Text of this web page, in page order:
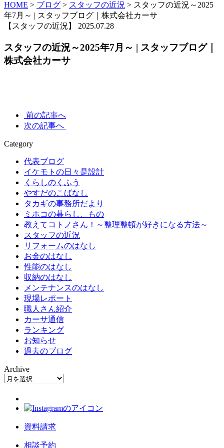
HOME > ブログ > スタッフの近況 > スタッフの近況～2025
年7月～ | スタッフブログ｜株式会社カーサ
【スタッフの近況】 2025.07.28
スタッフの近況～2025年7月～ | スタッフブログ｜
株式会社カーサ
前の記事へ
次の記事へ
Category
代表ブログ
イケモトの日々是設計
くらしのくふう
やすだのこばなし
タカギの事務所だより
ミホコの暮らし、もの
教えてコトノさん！～整理整頓が好きになる方法～
スタッフの近況
リフォームのはなし
お金のはなし
性能のはなし
収納のはなし
メンテナンスのはなし
現場レポート
職人さん紹介
カーサ通信
ランキング
お知らせ
過去のブログ
Archive
資料請求
相談予約